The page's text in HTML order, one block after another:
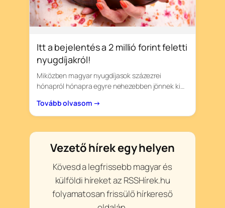
Itt a bejelentés a 2 millió forint feletti
nyugdíjakról!
Miközben magyar nyugdíjasok százezrei
hónapról hónapra egyre nehezebben jönnek ki…
Tovább olvasom →
Vezető hírek egy helyen
Kövesd a legfrissebb magyar és
külföldi híreket az RSSHírek.hu
folyamatosan frissülő hírkereső